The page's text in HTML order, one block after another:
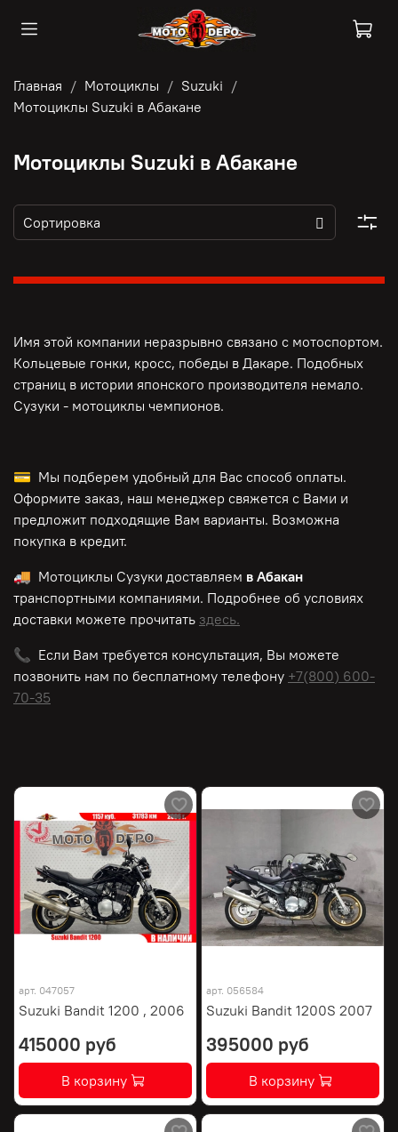
Главная Мотоциклы
Suzuki
Мотоциклы Suzuki в Абакане
Мотоциклы Suzuki в Абакане
Имя этой компании неразрывно связано с мотоспортом.
Кольцевые гонки, кросс, победы в Дакаре. Подобных
страниц в истории японского производителя немало.
Сузуки - мотоциклы чемпионов.
💳 Мы подберем удобный для Вас способ оплаты.
Оформите заказ, наш менеджер свяжется с Вами и
предложит подходящие Вам варианты. Возможна
покупка в кредит.
🚚 Мотоциклы Сузуки доставляем в Абакан
транспортными компаниями. Подробнее об условиях
доставки можете прочитать здесь.
📞 Если Вам требуется консультация, Вы можете
позвонить нам по бесплатному телефону +7(800) 600-
70-35
арт. 047057
Suzuki Bandit 1200 , 2006
415000 руб
В корзину
арт. 056584
Suzuki Bandit 1200S 2007
395000 руб
В корзину